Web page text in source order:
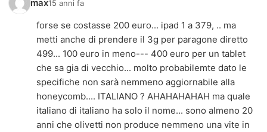
max15 anni fa
forse se costasse 200 euro... ipad 1 a 379, .. ma
metti anche di prendere il 3g per paragone diretto
499... 100 euro in meno--- 400 euro per un tablet
che sa gia di vecchio... molto probabilemte dato le
specifiche non sarà nemmeno aggiornabile alla
honeycomb.... ITALIANO ? AHAHAHAHAH ma quale
italiano di italiano ha solo il nome... sono almeno 20
anni che olivetti non produce nemmeno una vite in